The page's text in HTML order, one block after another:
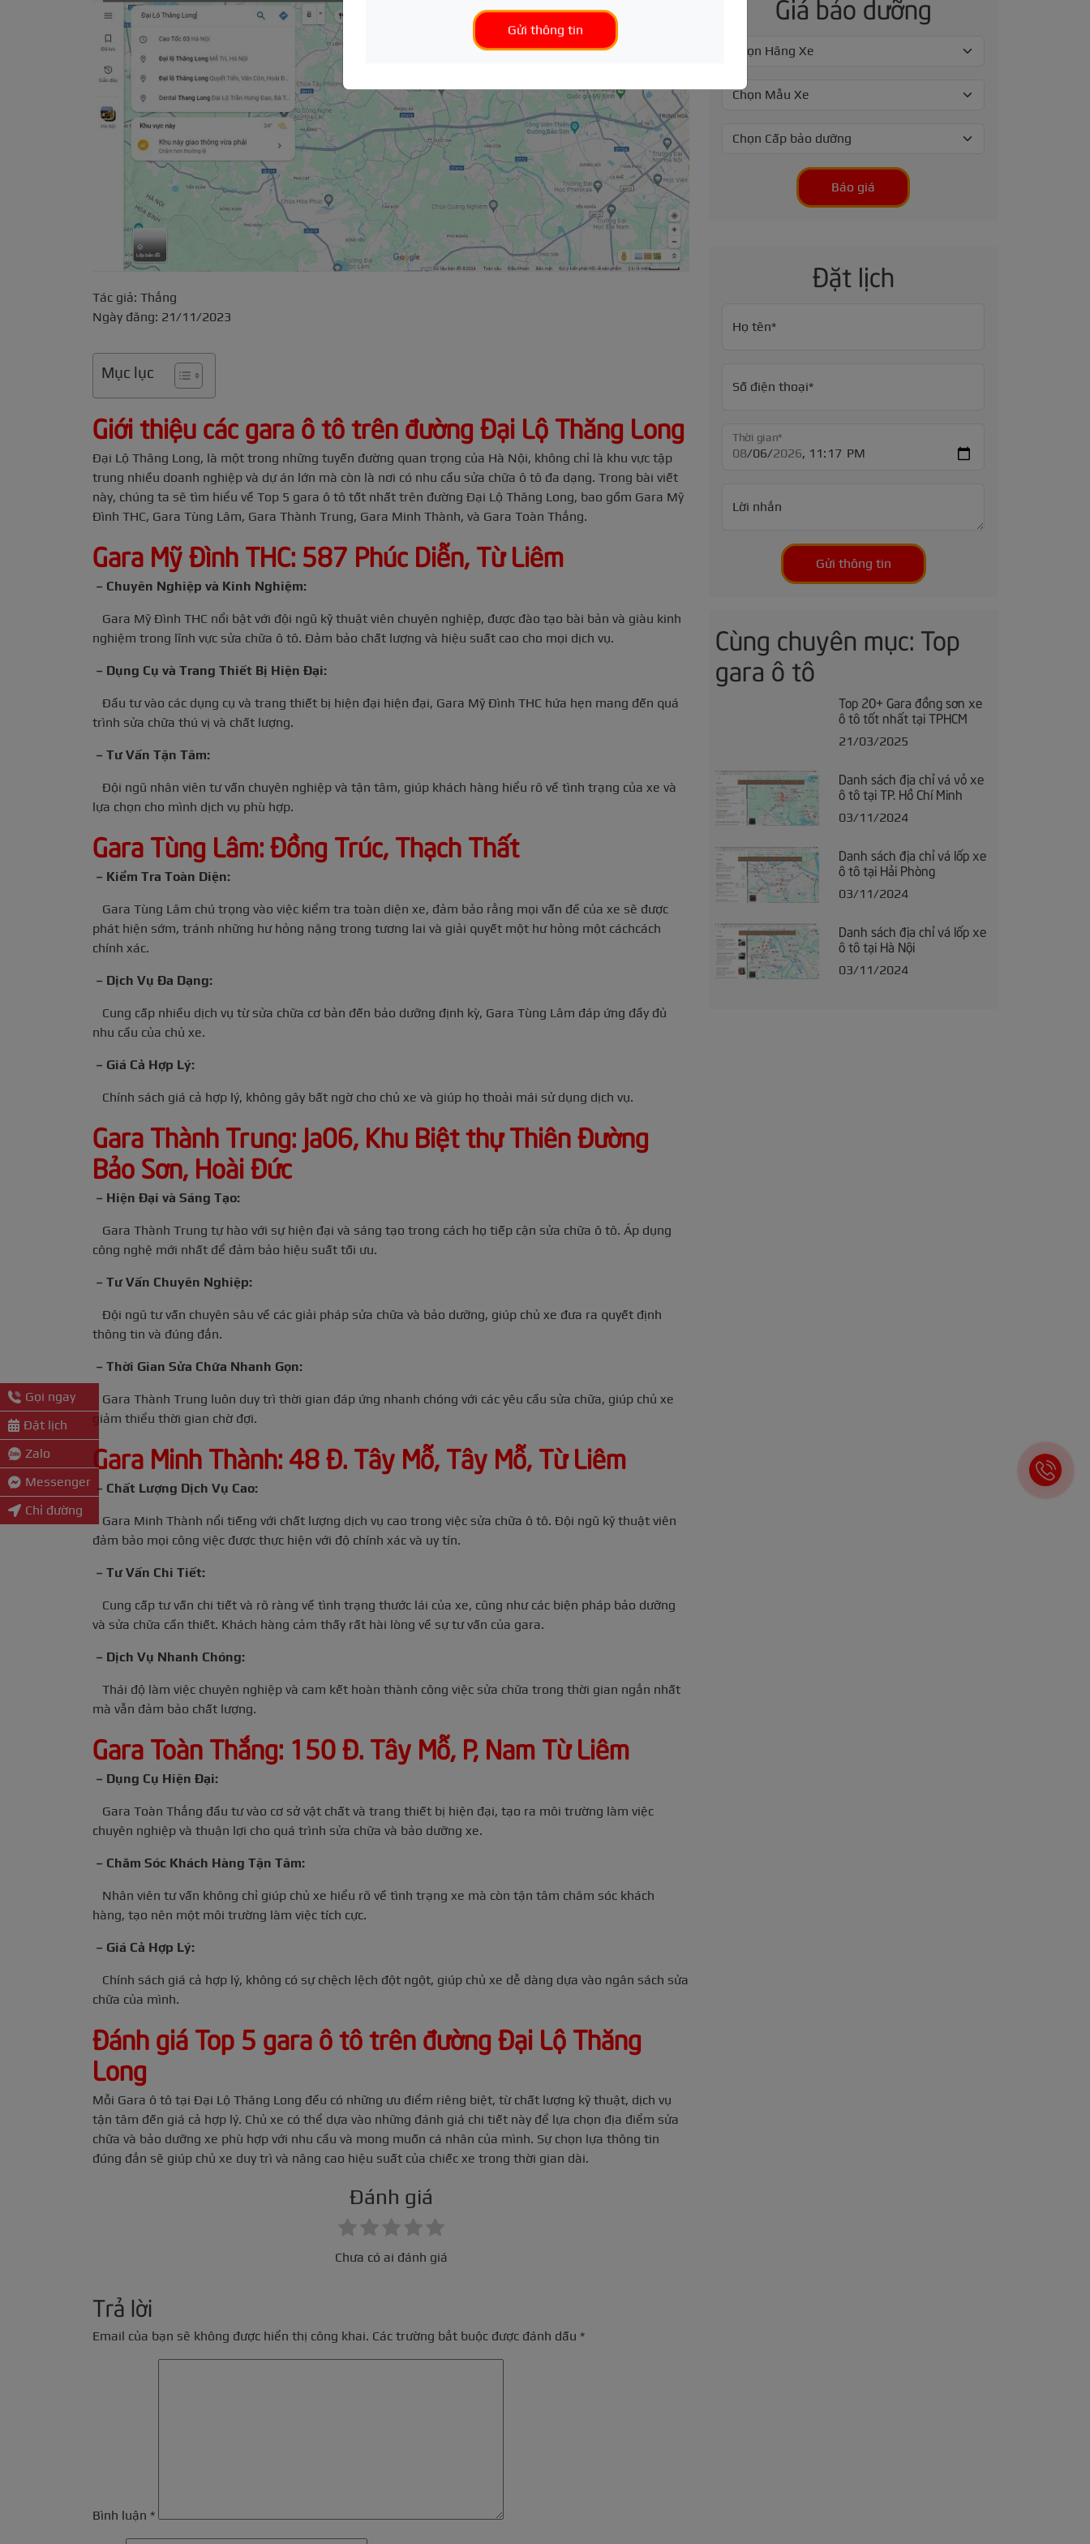
Gửi thông tin
Tác giả: Thắng
Ngày đăng: 21/11/2023
Mục lục
Giới thiệu các gara ô tô trên đường Đại Lộ Thăng Long
Đại Lộ Thăng Long, là một trong những tuyến đường quan trọng của Hà Nội, không chỉ là khu vực tập
trung nhiều doanh nghiệp và dự án lớn mà còn là nơi có nhu cầu sửa chữa ô tô đa dạng. Trong bài viết
này, chúng ta sẽ tìm hiểu về Top 5 gara ô tô tốt nhất trên đường Đại Lộ Thăng Long, bao gồm Gara Mỹ
Đình THC, Gara Tùng Lâm, Gara Thành Trung, Gara Minh Thành, và Gara Toàn Thắng.
Gara Mỹ Đình THC: 587 Phúc Diễn, Từ Liêm
– Chuyên Nghiệp và Kinh Nghiệm:
Gara Mỹ Đình THC nổi bật với đội ngũ kỹ thuật viên chuyên nghiệp, được đào tạo bài bản và giàu kinh
nghiệm trong lĩnh vực sửa chữa ô tô. Đảm bảo chất lượng và hiệu suất cao cho mọi dịch vụ.
– Dụng Cụ và Trang Thiết Bị Hiện Đại:
Đầu tư vào các dụng cụ và trang thiết bị hiện đại hiện đại, Gara Mỹ Đình THC hứa hẹn mang đến quá
trình sửa chữa thú vị và chất lượng.
– Tư Vấn Tận Tâm:
Đội ngũ nhân viên tư vấn chuyên nghiệp và tận tâm, giúp khách hàng hiểu rõ về tình trạng của xe và
lựa chọn cho mình dịch vụ phù hợp.
Gara Tùng Lâm: Đồng Trúc, Thạch Thất
– Kiểm Tra Toàn Diện:
Gara Tùng Lâm chú trọng vào việc kiểm tra toàn diện xe, đảm bảo rằng mọi vấn đề của xe sẽ được
phát hiện sớm, tránh những hư hỏng nặng trong tương lai và giải quyết một hư hỏng một cáchcách
chính xác.
– Dịch Vụ Đa Dạng:
Cung cấp nhiều dịch vụ từ sửa chữa cơ bản đến bảo dưỡng định kỳ, Gara Tùng Lâm đáp ứng đầy đủ
nhu cầu của chủ xe.
– Giá Cả Hợp Lý:
Chính sách giá cả hợp lý, không gây bất ngờ cho chủ xe và giúp họ thoải mái sử dụng dịch vụ.
Gara Thành Trung: Ja06, Khu Biệt thự Thiên Đường
Bảo Sơn, Hoài Đức
– Hiện Đại và Sáng Tạo:
Gara Thành Trung tự hào với sự hiện đại và sáng tạo trong cách họ tiếp cận sửa chữa ô tô. Áp dụng
công nghệ mới nhất để đảm bảo hiệu suất tối ưu.
– Tư Vấn Chuyên Nghiệp:
Đội ngũ tư vấn chuyên sâu về các giải pháp sửa chữa và bảo dưỡng, giúp chủ xe đưa ra quyết định
thông tin và đúng đắn.
– Thời Gian Sửa Chữa Nhanh Gọn:
Gara Thành Trung luôn duy trì thời gian đáp ứng nhanh chóng với các yêu cầu sửa chữa, giúp chủ xe
giảm thiểu thời gian chờ đợi.
Gara Minh Thành: 48 Đ. Tây Mỗ, Tây Mỗ, Từ Liêm
– Chất Lượng Dịch Vụ Cao:
Gara Minh Thành nổi tiếng với chất lượng dịch vụ cao trong việc sửa chữa ô tô. Đội ngũ kỹ thuật viên
đảm bảo mọi công việc được thực hiện với độ chính xác và uy tín.
– Tư Vấn Chi Tiết:
Cung cấp tư vấn chi tiết và rõ ràng về tình trạng thước lái của xe, cũng như các biện pháp bảo dưỡng
và sửa chữa cần thiết. Khách hàng cảm thấy rất hài lòng về sự tư vấn của gara.
– Dịch Vụ Nhanh Chóng:
Thái độ làm việc chuyên nghiệp và cam kết hoàn thành công việc sửa chữa trong thời gian ngắn nhất
mà vẫn đảm bảo chất lượng.
Gara Toàn Thắng: 150 Đ. Tây Mỗ, P, Nam Từ Liêm
– Dụng Cụ Hiện Đại:
Gara Toàn Thắng đầu tư vào cơ sở vật chất và trang thiết bị hiện đại, tạo ra môi trường làm việc
chuyên nghiệp và thuận lợi cho quá trình sửa chữa và bảo dưỡng xe.
– Chăm Sóc Khách Hàng Tận Tâm:
Nhân viên tư vấn không chỉ giúp chủ xe hiểu rõ về tình trạng xe mà còn tận tâm chăm sóc khách
hàng, tạo nên một môi trường làm việc tích cực.
– Giá Cả Hợp Lý:
Chính sách giá cả hợp lý, không có sự chệch lệch đột ngột, giúp chủ xe dễ dàng dựa vào ngân sách sửa
chữa của mình.
Đánh giá Top 5 gara ô tô trên đường Đại Lộ Thăng
Long
Mỗi Gara ô tô tại Đại Lộ Thăng Long đều có những ưu điểm riêng biệt, từ chất lượng kỹ thuật, dịch vụ
tận tâm đến giá cả hợp lý. Chủ xe có thể dựa vào những đánh giá chi tiết này để lựa chọn địa điểm sửa
chữa và bảo dưỡng xe phù hợp với nhu cầu và mong muốn cá nhân của mình. Sự chọn lựa thông tin
đúng đắn sẽ giúp chủ xe duy trì và nâng cao hiệu suất của chiếc xe trong thời gian dài.
Đánh giá
Chưa có ai đánh giá
Trả lời
Email của bạn sẽ không được hiển thị công khai. Các trường bắt buộc được đánh dấu *
Bình luận *
Giá bảo dưỡng
Báo giá
Đặt lịch
Họ tên*
Số điện thoại*
Thời gian*
Lời nhắn
Gửi thông tin
Cùng chuyên mục: Top
gara ô tô
Top 20+ Gara đồng sơn xe
ô tô tốt nhất tại TPHCM
21/03/2025
Danh sách địa chỉ vá vỏ xe
ô tô tại TP. Hồ Chí Minh
03/11/2024
Danh sách địa chỉ vá lốp xe
ô tô tại Hải Phòng
03/11/2024
Danh sách địa chỉ vá lốp xe
ô tô tại Hà Nội
03/11/2024
Gọi ngay
Đặt lịch
Zalo
Messenger
Chỉ đường